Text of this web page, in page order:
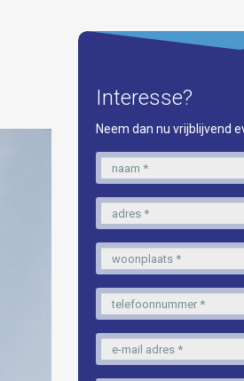
Interesse?
Neem dan nu vrijblijvend